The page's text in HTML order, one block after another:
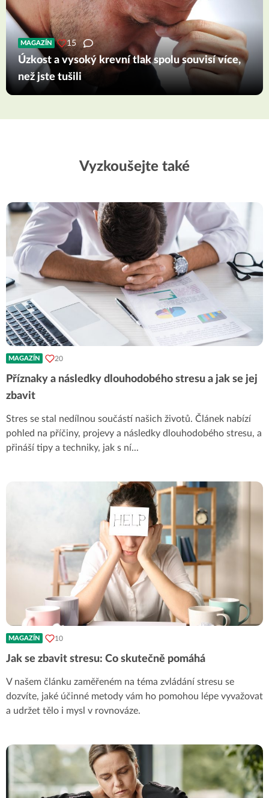
MAGAZÍN 15
Úzkost a vysoký krevní tlak spolu souvisí více,
než jste tušili
Vyzkoušejte také
MAGAZÍN 20
Příznaky a následky dlouhodobého stresu a jak se jej
zbavit
Stres se stal nedílnou součástí našich životů. Článek nabízí
pohled na příčiny, projevy a následky dlouhodobého stresu, a
přináší tipy a techniky, jak s ní...
MAGAZÍN 10
Jak se zbavit stresu: Co skutečně pomáhá
V našem článku zaměřeném na téma zvládání stresu se
dozvíte, jaké účinné metody vám ho pomohou lépe vyvažovat
a udržet tělo i mysl v rovnováze.